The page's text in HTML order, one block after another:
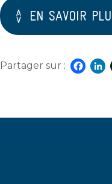
EN SAVOIR
Partager sur :